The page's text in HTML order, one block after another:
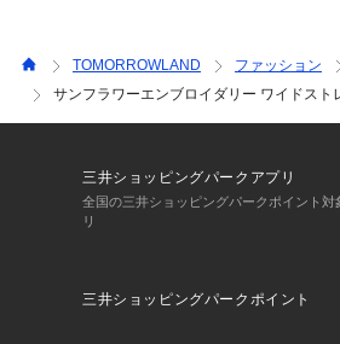
TOMORROWLAND ファッション
サンフラワーエンブロイダリー ワイドスト
三井ショッピングパークアプリ
全国の三井ショッピングパークポイント
リ
三井ショッピングパークポイント